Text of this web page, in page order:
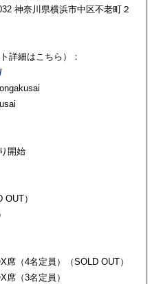
神奈川県横浜市中区不老町２
詳細はこちら）：
開始
）
（4名定員）（SOLD OUT）
席（3名定員）